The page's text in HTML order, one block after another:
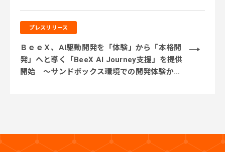
プレスリリース
ＢｅｅＸ、AI駆動開発を「体験」から「本格開
発」へと導く「BeeX AI Journey支援」を提供
開始 ～サンドボックス環境での開発体験から